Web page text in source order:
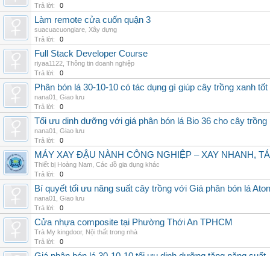
Trả lời:
0
Làm remote cửa cuốn quận 3
suacuacuongiare Xây dựng
Trả lời:
0
Full Stack Developer Course
riyaa1122 Thông tin doanh nghiệp
Trả lời:
0
Phân bón lá 30-10-10 có tác dụng gì giúp cây trồng xanh tốt
nana01
Giao lưu
Trả lời:
0
Tối ưu dinh dưỡng với giá phân bón lá Bio 36 cho cây trồng
nana01
Giao lưu
Trả lời:
0
MÁY XAY ĐẬU NÀNH CÔNG NGHIỆP – XAY NHANH,
Thiết bị Hoàng Nam Các đồ gia dụng khác
Trả lời:
0
Bí quyết tối ưu năng suất cây trồng với Giá phân bón lá
nana01
Giao lưu
Trả lời:
0
Cửa nhựa composite tại Phường Thới An TPHCM
Trà My kingdoor, Nội thất trong nhà
Trả lời:
0